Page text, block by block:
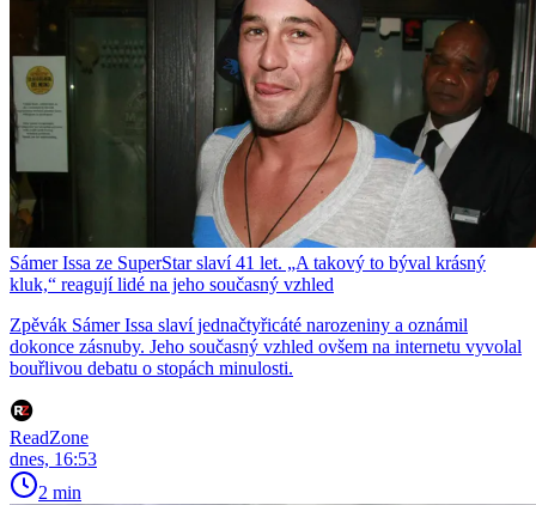
Sámer Issa ze SuperStar slaví 41 let. „A takový to býval krásný
kluk,“ reagují lidé na jeho současný vzhled
Zpěvák Sámer Issa slaví jednačtyřicáté narozeniny a oznámil
dokonce zásnuby. Jeho současný vzhled ovšem na internetu vyvolal
bouřlivou debatu o stopách minulosti.
ReadZone
dnes, 16:53
2 min